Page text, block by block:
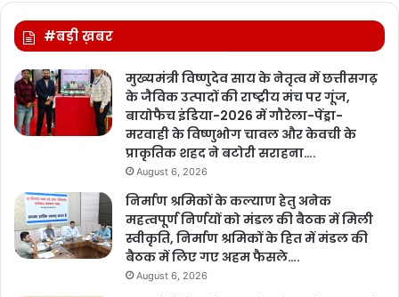
f
o
r
:
#बड़ी ख़बर
मुख्यमंत्री विष्णुदेव साय के नेतृत्व में छत्तीसगढ़
के जैविक उत्पादों की राष्ट्रीय मंच पर गूंज,
बायोफैच इंडिया-2026 में गौरेला-पेंड्रा-
मरवाही के विष्णुभोग चावल और केवची के
प्राकृतिक शहद ने बटोरी सराहना….
August 6, 2026
निर्माण श्रमिकों के कल्याण हेतु अनेक
महत्वपूर्ण निर्णयों को मंडल की बैठक में मिली
स्वीकृति, निर्माण श्रमिकों के हित में मंडल की
बैठक में लिए गए अहम फैसले….
August 6, 2026